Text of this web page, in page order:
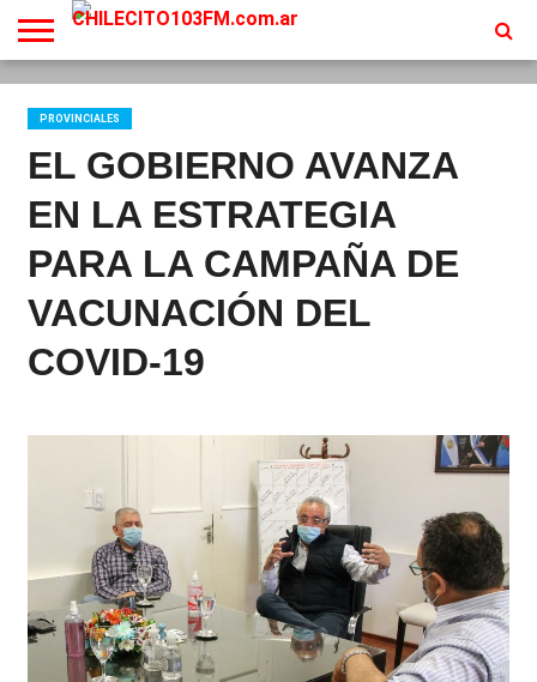
INICIO
EN
VIVO
PROGRAMACION
CONTACTO
PROVINCIALES
EL GOBIERNO AVANZA
EN LA ESTRATEGIA
PARA LA CAMPAÑA DE
VACUNACIÓN DEL
COVID-19